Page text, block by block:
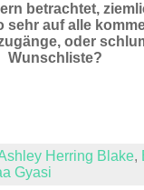
betrachtet,
sehr auf alle
oder
Wunschliste?
Herring Blake,
Gyasi